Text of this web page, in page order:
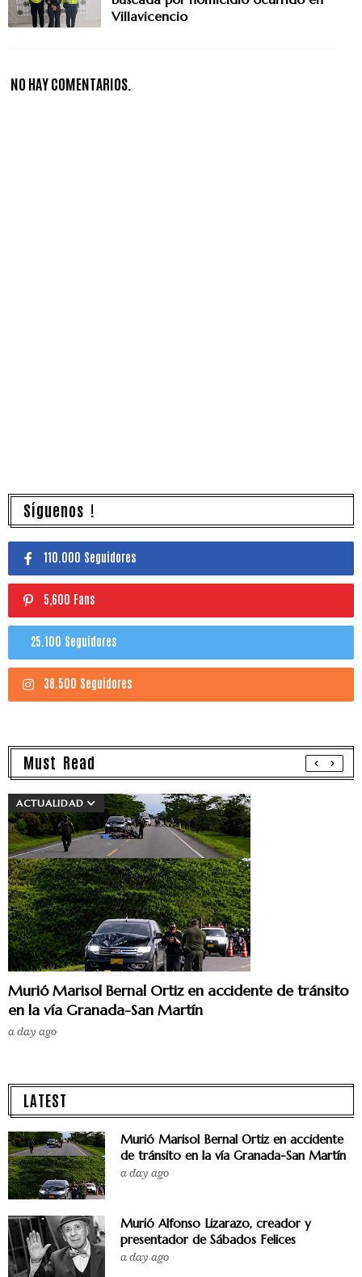
Villavicencio
NO HAY COMENTARIOS.
Síguenos !
110.000 Seguidores
5,600 Fans
25.100 Seguidores
38.500 Seguidores
Must Read
ACTUALIDAD
Murió Marisol Bernal Ortiz en accidente de tránsito
en la vía Granada-San Martín
a day ago
LATEST
Murió Marisol Bernal Ortiz en accidente
de tránsito en la vía Granada-San Martín
a day ago
Murió Alfonso Lizarazo, creador y
presentador de Sábados Felices
a day ago